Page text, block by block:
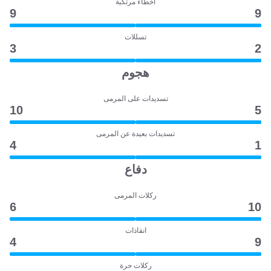
أخطاء مرتكبة
9
9
تسللات
2
3
هجوم
تسديدات على المرمى
5
10
تسديدات بعيدة عن المرمى
1
4
دفاع
ركلات المرمى
10
6
انقاذات
9
4
ركلات حرة